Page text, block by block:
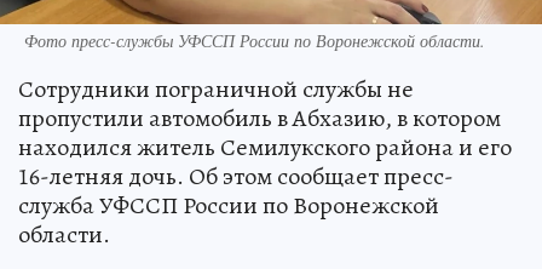
Фото пресс-службы УФССП России по Воронежской области.
Сотрудники пограничной службы не
пропустили автомобиль в Абхазию, в котором
находился житель Семилукского района и его
16-летняя дочь. Об этом сообщает пресс-
служба УФССП России по Воронежской
области.